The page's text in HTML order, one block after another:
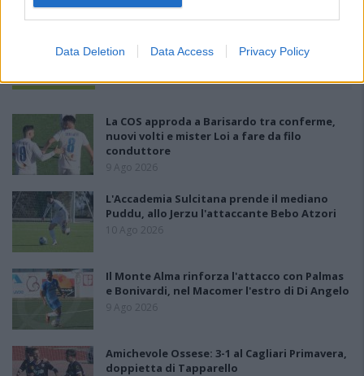
Data Deletion Data Access Privacy Policy
La COS approda a Barisardo tra conferme,
nuovi volti e mister Loi a fare da filo
conduttore
9 Ago 2026
L'Accademia Sulcitana prende il mediano
Puddu, allo Jerzu l'attaccante Bebo Atzori
10 Ago 2026
Il Monte Alma rinforza l'attacco con Palmas
e Bonivardi, nel Macomer l'estro di Di Angelo
9 Ago 2026
Amichevole Ossese: 3-1 al Cagliari Primavera,
doppietta di Tapparello